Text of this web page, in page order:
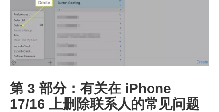
步骤1。
第 3 部分：有关在 iPhone
17/16 上删除联系人的常见问题